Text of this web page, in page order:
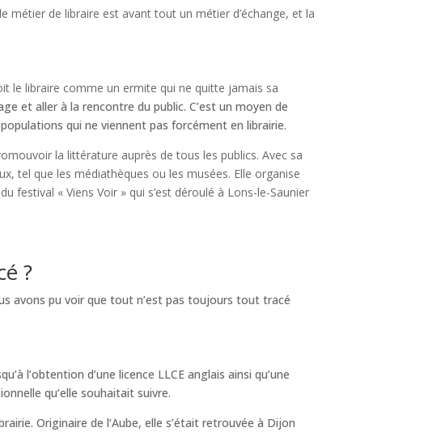
métier de libraire est avant tout un métier d’échange, et la
le libraire comme un ermite qui ne quitte jamais sa
et aller à la rencontre du public. C’est un moyen de
qui ne viennent pas forcément en librairie.
la littérature auprès de tous les publics. Avec sa
tel que les médiathèques ou les musées. Elle organise
« Viens Voir » qui s’est déroulé à Lons-le-Saunier
?
avons pu voir que tout n’est pas toujours tout tracé
l’obtention d’une licence LLCE anglais ainsi qu’une
qu’elle souhaitait suivre.
Originaire de l’Aube, elle s’était retrouvée à Dijon